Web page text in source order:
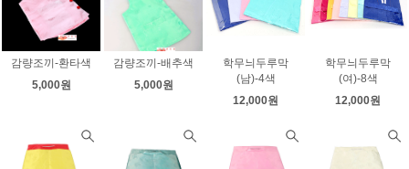
감량조끼-환타색
5,000원
감량조끼-배추색
5,000원
학무늬두루막
(남)-4색
12,000원
학무늬두루막
(여)-8색
12,000원